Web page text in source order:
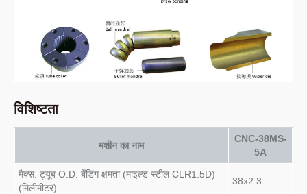
विशिष्टता
मशीन का नाम
CNC-38MS-
5A
मैक्स. ट्यूब O.D. बेंडिंग क्षमता (माइल्ड स्टील CLR1.5D)
(मिलीमीटर)
38x2.3